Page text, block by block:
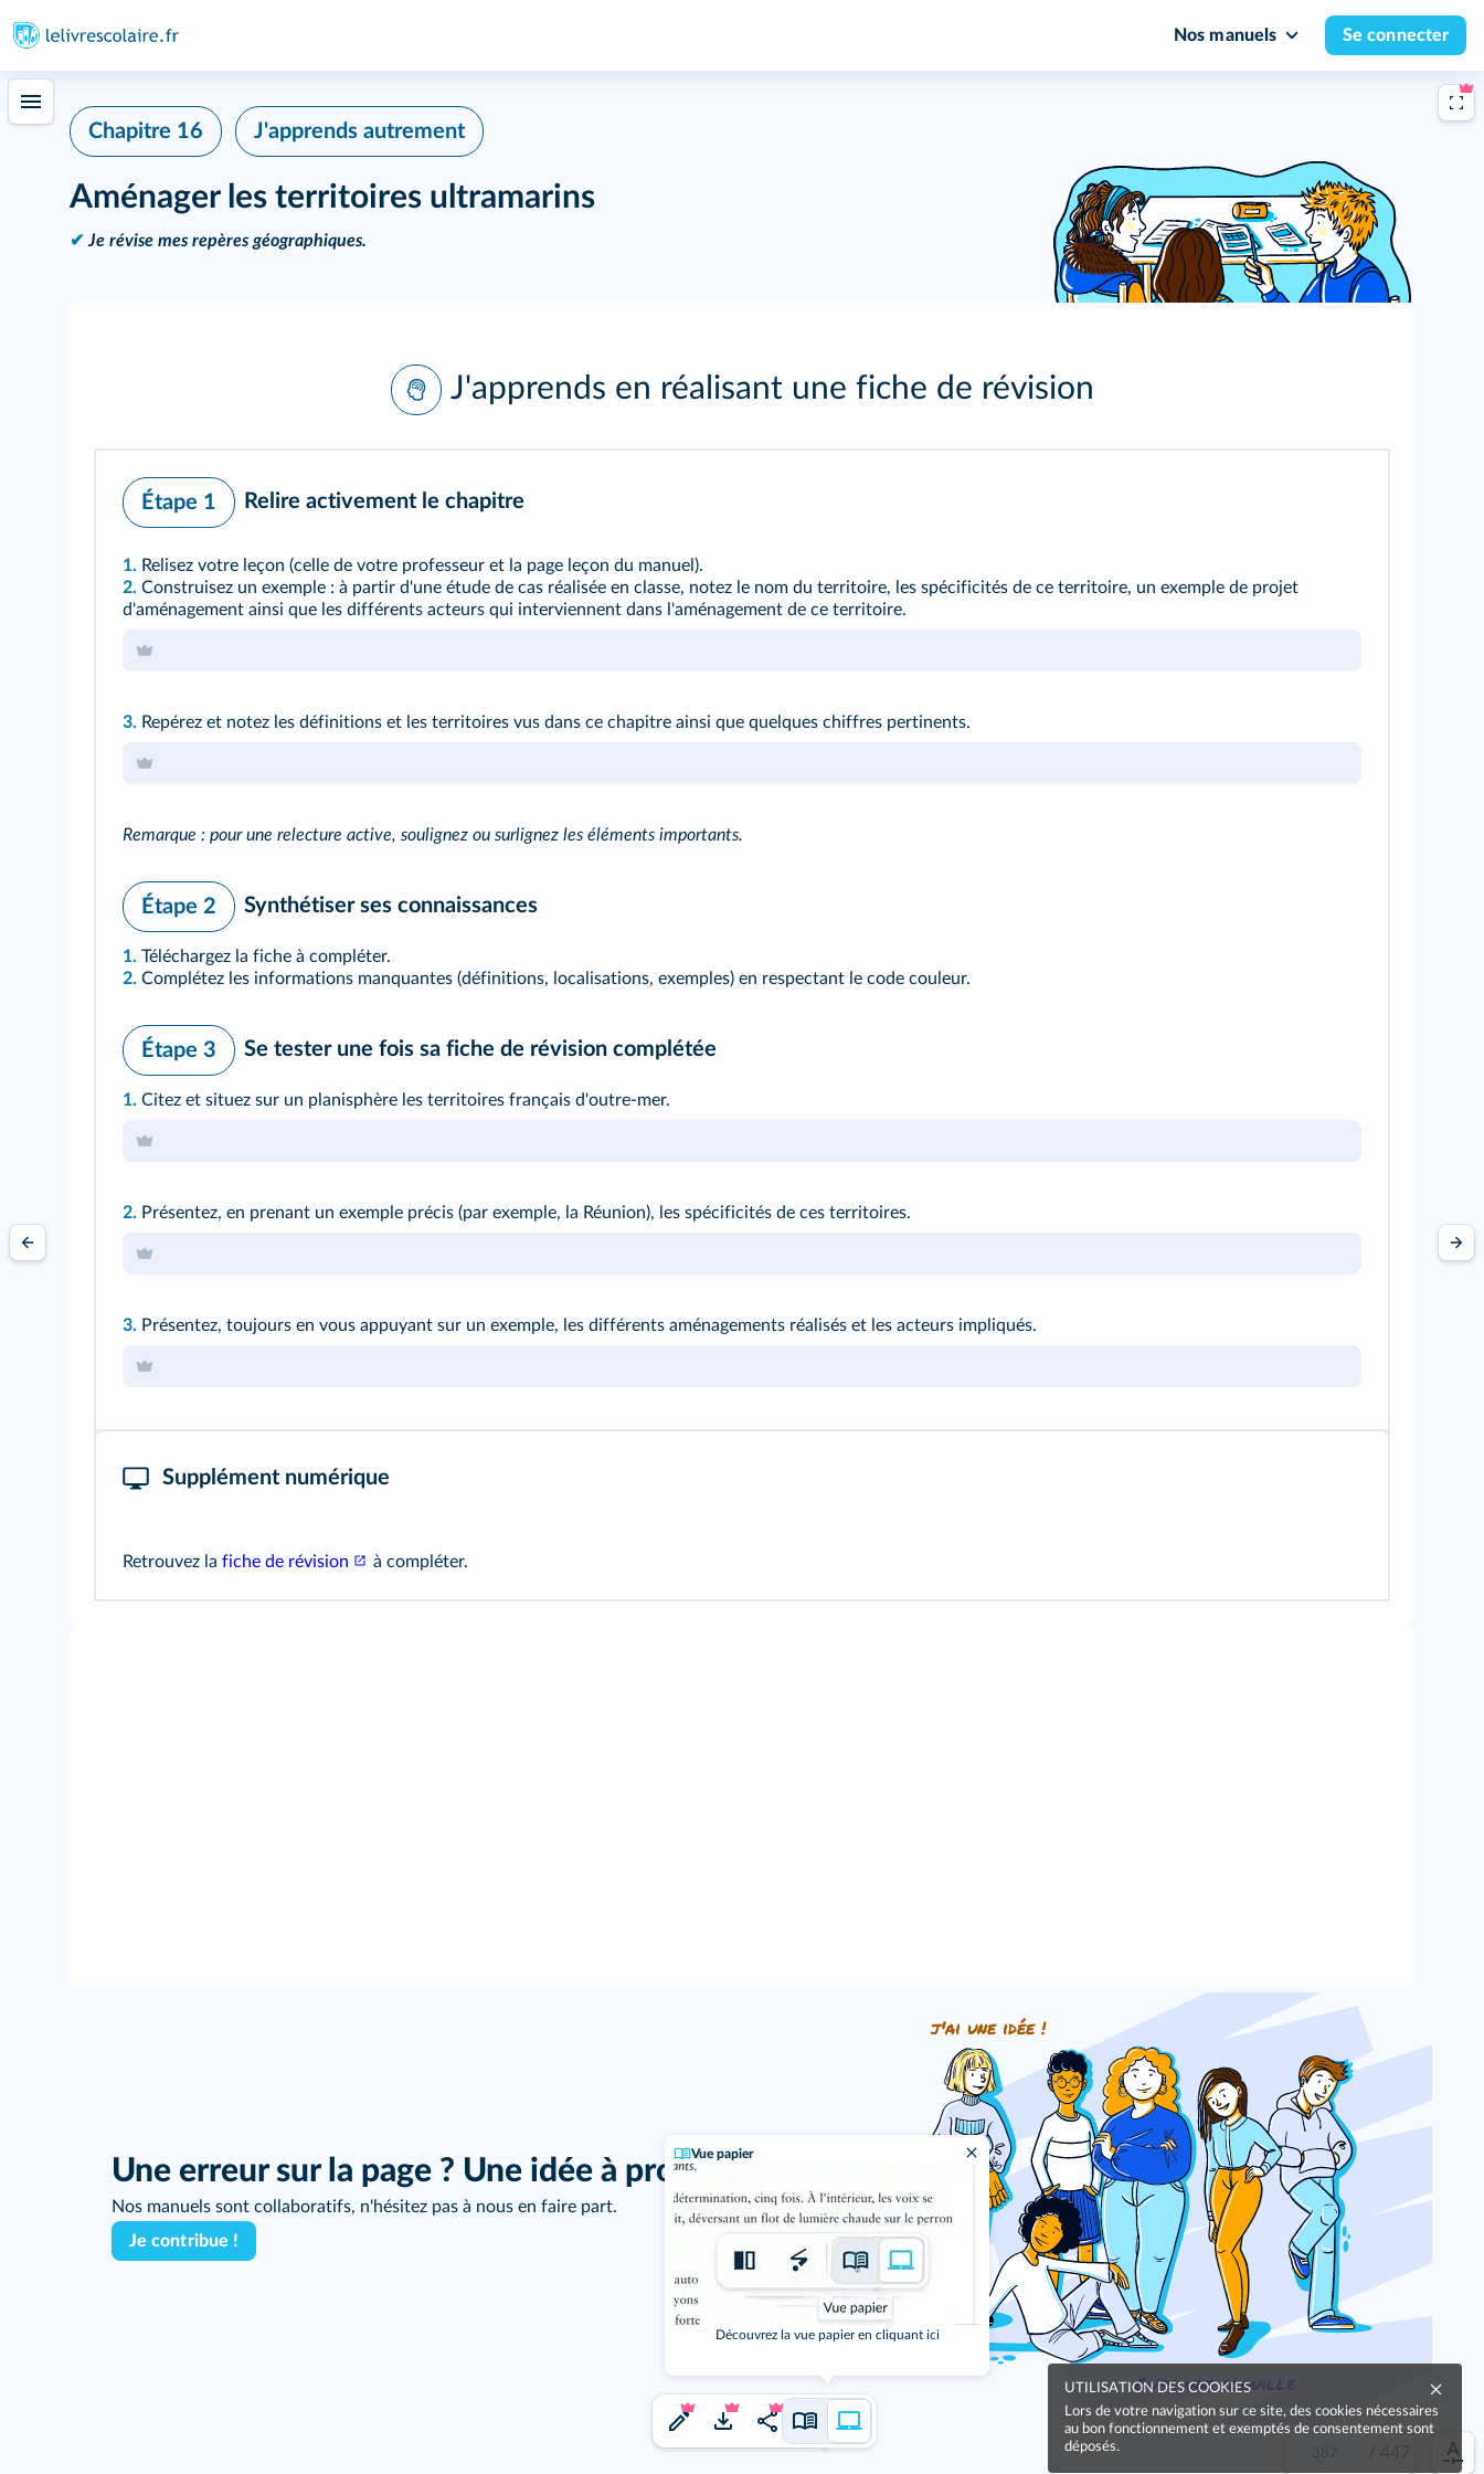
Nos manuels Se connecter
/ 447
Vue papier
Découvrez la vue papier en cliquant ici
Chapitre 16 J'apprends autrement
Aménager les territoires ultramarins
✔ Je révise mes repères géographiques.
J'apprends en réalisant une fiche de révision
Étape 1 Relire activement le chapitre
1. Relisez votre leçon (celle de votre professeur et la page leçon du manuel).
2. Construisez un exemple : à partir d'une étude de cas réalisée en classe, notez le nom du territoire, les spécificités de ce territoire, un exemple de projet
d'aménagement ainsi que les différents acteurs qui interviennent dans l'aménagement de ce territoire.
3. Repérez et notez les définitions et les territoires vus dans ce chapitre ainsi que quelques chiffres pertinents.
Remarque : pour une relecture active, soulignez ou surlignez les éléments importants.
Étape 2 Synthétiser ses connaissances
1. Téléchargez la fiche à compléter.
2. Complétez les informations manquantes (définitions, localisations, exemples) en respectant le code couleur.
Étape 3 Se tester une fois sa fiche de révision complétée
1. Citez et situez sur un planisphère les territoires français d'outre-mer.
2. Présentez, en prenant un exemple précis (par exemple, la Réunion), les spécificités de ces territoires.
3. Présentez, toujours en vous appuyant sur un exemple, les différents aménagements réalisés et les acteurs impliqués.
Supplément numérique
Retrouvez la fiche de révision à compléter.
Une erreur sur la page ? Une idée à proposer ?
Nos manuels sont collaboratifs, n'hésitez pas à nous en faire part.
Je contribue !
j'ai une idée !
Oups, une coquille
UTILISATION DES COOKIES
Lors de votre navigation sur ce site, des cookies nécessaires
au bon fonctionnement et exemptés de consentement sont
déposés.